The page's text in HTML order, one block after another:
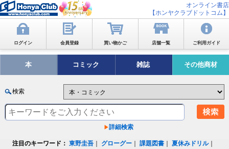
オンライン書店
【ホンヤクラブドットコム】
ログイン 会員登録 買い物かご 店舗一覧 ご利用ガイド
本 コミック 雑誌 その他商材
検索
詳細検索
注目のキーワード： 東野圭吾 グローグー ｜課題図書 ｜夏休みドリル｜